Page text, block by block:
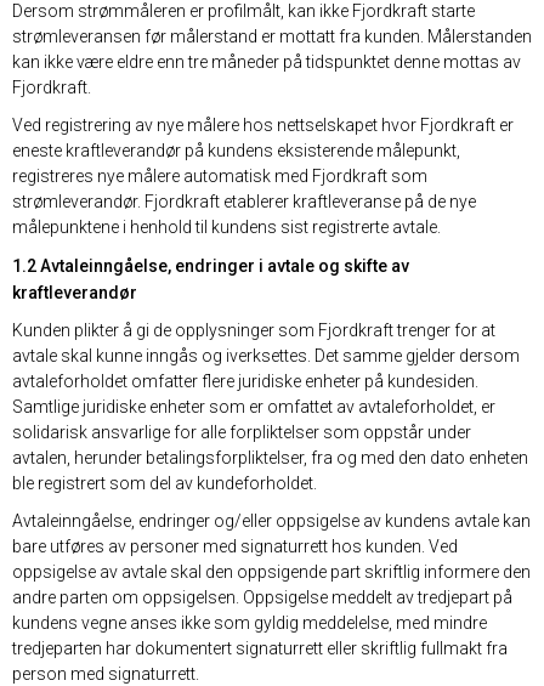
Dersom strømmåleren er profilmålt, kan ikke Fjordkraft starte
strømleveransen før målerstand er mottatt fra kunden. Målerstanden
kan ikke være eldre enn tre måneder på tidspunktet denne mottas av
Fjordkraft.
Ved registrering av nye målere hos nettselskapet hvor Fjordkraft er
eneste kraftleverandør på kundens eksisterende målepunkt,
registreres nye målere automatisk med Fjordkraft som
strømleverandør. Fjordkraft etablerer kraftleveranse på de nye
målepunktene i henhold til kundens sist registrerte avtale.
1.2 Avtaleinngåelse, endringer i avtale og skifte av
kraftleverandør
Kunden plikter å gi de opplysninger som Fjordkraft trenger for at
avtale skal kunne inngås og iverksettes. Det samme gjelder dersom
avtaleforholdet omfatter flere juridiske enheter på kundesiden.
Samtlige juridiske enheter som er omfattet av avtaleforholdet, er
solidarisk ansvarlige for alle forpliktelser som oppstår under
avtalen, herunder betalingsforpliktelser, fra og med den dato enheten
ble registrert som del av kundeforholdet.
Avtaleinngåelse, endringer og/eller oppsigelse av kundens avtale kan
bare utføres av personer med signaturrett hos kunden. Ved
oppsigelse av avtale skal den oppsigende part skriftlig informere den
andre parten om oppsigelsen. Oppsigelse meddelt av tredjepart på
kundens vegne anses ikke som gyldig meddelelse, med mindre
tredjeparten har dokumentert signaturrett eller skriftlig fullmakt fra
person med signaturrett.